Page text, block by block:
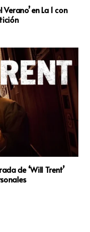
en La 1 con
de ‘Will Trent’